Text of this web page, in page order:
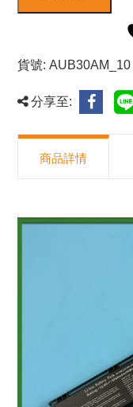
貨號:AUB30AM_10
分享至:
商品詳情